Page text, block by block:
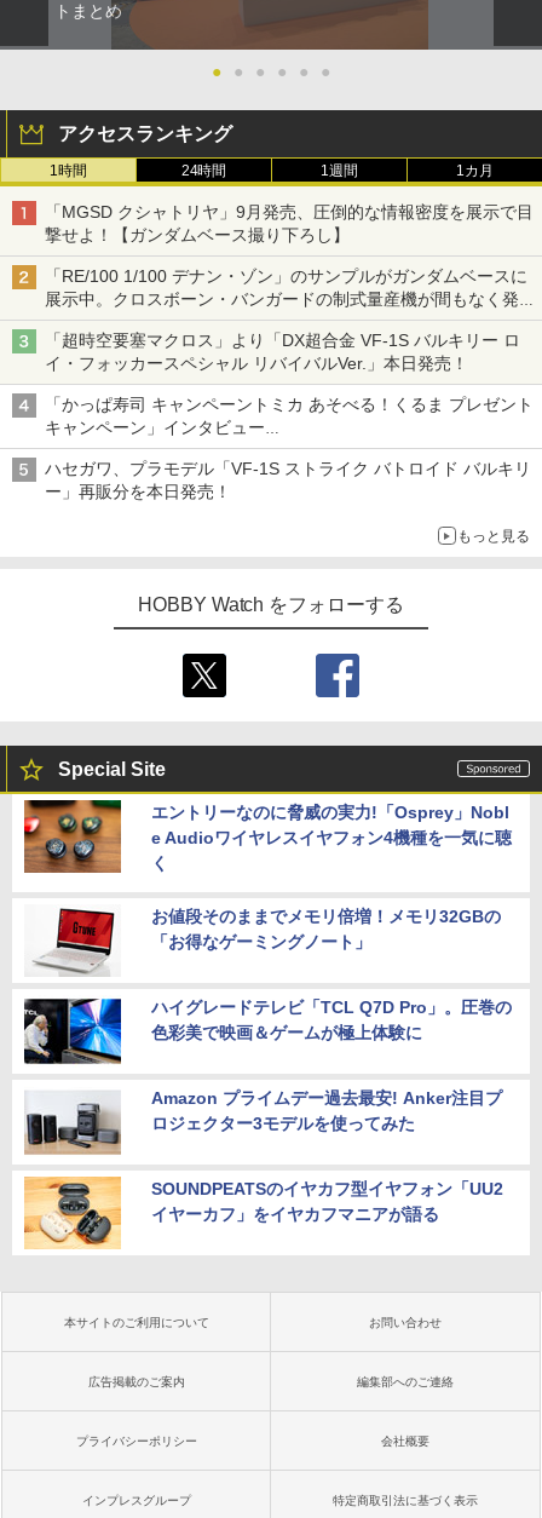
トまとめ
● ● ● ● ● ●
アクセスランキング
1時間 24時間 1週間 1カ月
「MGSD クシャトリヤ」9月発売、圧倒的な情報密度を展示で目
撃せよ！【ガンダムベース撮り下ろし】
「RE/100 1/100 デナン・ゾン」のサンプルがガンダムベースに
展示中。クロスボーン・バンガードの制式量産機が間もなく発送
【ガンダムベース撮り下ろし】
「超時空要塞マクロス」より「DX超合金 VF-1S バルキリー ロ
イ・フォッカースペシャル リバイバルVer.」本日発売！
「かっぱ寿司 キャンペーントミカ あそべる！くるま プレゼント
キャンペーン」インタビュー
子どもが楽しめるかっぱ寿司ならではの体験とコラボの楽しさを
追求
ハセガワ、プラモデル「VF-1S ストライク バトロイド バルキリ
ー」再販分を本日発売！
もっと見る
HOBBY Watch をフォローする
Special Site
エントリーなのに脅威の実力!「Osprey」Nobl
e Audioワイヤレスイヤフォン4機種を一気に聴
く
お値段そのままでメモリ倍増！メモリ32GBの
「お得なゲーミングノート」
ハイグレードテレビ「TCL Q7D Pro」。圧巻の
色彩美で映画＆ゲームが極上体験に
Amazon プライムデー過去最安! Anker注目プ
ロジェクター3モデルを使ってみた
SOUNDPEATSのイヤカフ型イヤフォン「UU2
イヤーカフ」をイヤカフマニアが語る
本サイトのご利用について お問い合わせ
広告掲載のご案内 編集部へのご連絡
プライバシーポリシー 会社概要
インプレスグループ 特定商取引法に基づく表示